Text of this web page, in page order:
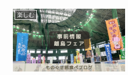
楽しむ